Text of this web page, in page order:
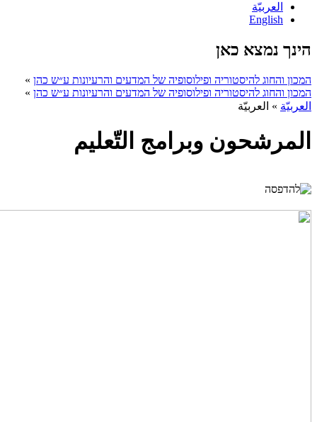
العربيّة
English
הינך נמצא כאן
המכון והחוג להיסטוריה ופילוסופיה של המדעים והרעיונות ע״ש כהן »
המכון והחוג להיסטוריה ופילוסופיה של המדעים והרעיונות ע״ש כהן »
العربيّة » العربيّة
المرشحون وبرامج التّعليم